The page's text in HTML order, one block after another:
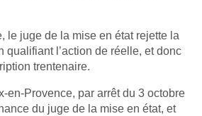
le juge de la mise en état rejette la
qualifiant l’action de réelle, et donc
trentenaire.
par arrêt du 3 octobre
du juge de la mise en état, et